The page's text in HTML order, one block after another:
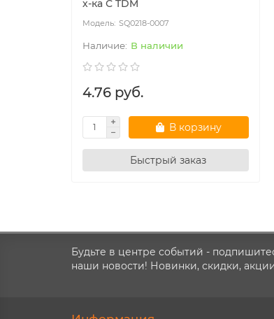
х-ка С TDM
SQ0218-0007
В наличии
4.76 руб.
В корзину
Быстрый заказ
Будьте в центре событий -
наши новости! Новинки, скидки,